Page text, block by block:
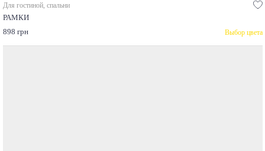
Для гостиной, спальни
РАМКИ
898 грн
Выбор цвета